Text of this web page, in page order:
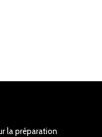
la préparation